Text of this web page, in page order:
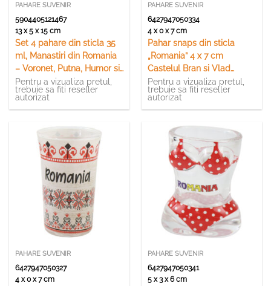
PAHARE SUVENIR
5904405121467
13 x 5 x 15 cm
Set 4 pahare din sticla 35
ml, Manastiri din Romania
– Voronet, Putna, Humor si
Sucevita
Pentru a vizualiza pretul,
trebuie sa fiti reseller
autorizat
PAHARE SUVENIR
6427947050334
4 x 0 x 7 cm
Pahar snaps din sticla
„Romania” 4 x 7 cm
Castelul Bran si Vlad
Tepes
Pentru a vizualiza pretul,
trebuie sa fiti reseller
autorizat
PAHARE SUVENIR
6427947050327
4 x 0 x 7 cm
PAHARE SUVENIR
6427947050341
5 x 3 x 6 cm